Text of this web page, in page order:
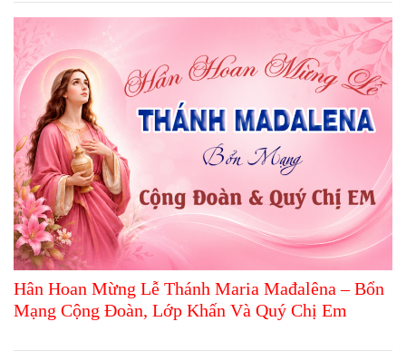
Hân Hoan Mừng Lễ Thánh Maria Mađalêna – Bổn
Mạng Cộng Đoàn, Lớp Khấn Và Quý Chị Em